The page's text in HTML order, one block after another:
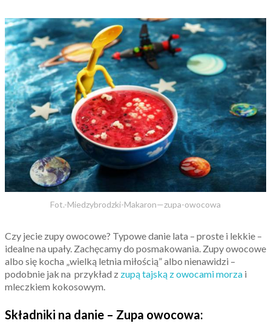
Fot.-Miedzybrodzki-Makaron—zupa-owocowa
Czy jecie zupy owocowe? Typowe danie lata – proste i lekkie –
idealne na upały. Zachęcamy do posmakowania. Zupy owocowe
albo się kocha „wielką letnia miłością” albo nienawidzi –
podobnie jak na przykład z zupą tajską z owocami morza i
mleczkiem kokosowym.
Składniki na danie – Zupa owocowa: